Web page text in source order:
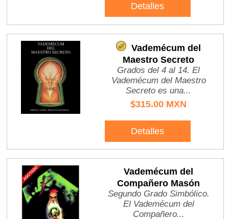
Detalles
Vademécum del
Maestro Secreto
Grados del 4 al 14. El
Vademécum del Maestro
Secreto es una...
$315.00 MXN
Detalles
Vademécum del
Compañero Masón
Segundo Grado Simbólico.
El Vademécum del
Compañero...